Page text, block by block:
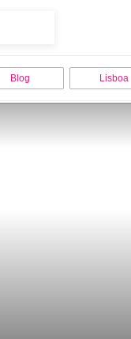
Blog Lisboa